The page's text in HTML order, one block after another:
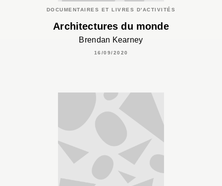
DOCUMENTAIRES ET LIVRES D'ACTIVITÉS
Architectures du monde
Brendan Kearney
16/09/2020